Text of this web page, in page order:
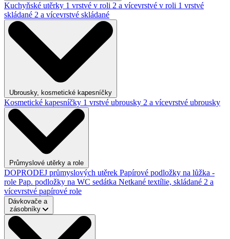
Kuchyňské utěrky 1 vrstvé v roli 2 a vícevrstvé v roli 1 vrstvé
skládané 2 a vícevrstvé skládané
Ubrousky, kosmetické kapesníčky
Kosmetické kapesníčky 1 vrstvé ubrousky 2 a vícevrstvé ubrousky
Průmyslové utěrky a role
DOPRODEJ průmyslových utěrek Papírové podložky na lůžka -
role Pap. podložky na WC sedátka Netkané textílie, skládané 2 a
vícevrstvé papírové role
Dávkovače a
zásobníky